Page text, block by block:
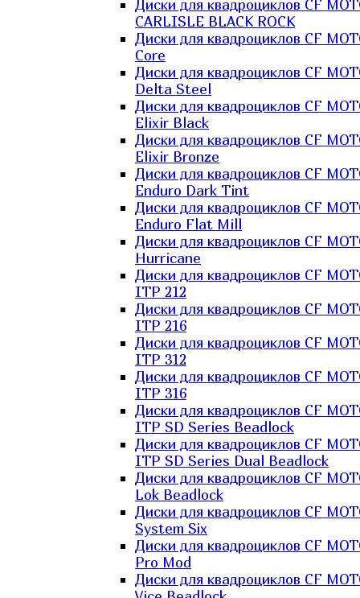
Диски для квадроциклов CF
CARLISLE BLACK ROCK
Диски для квадроциклов CF
Core
Диски для квадроциклов CF
Delta Steel
Диски для квадроциклов CF
Elixir Black
Диски для квадроциклов CF
Elixir Bronze
Диски для квадроциклов CF
Enduro Dark Tint
Диски для квадроциклов CF
Enduro Flat Mill
Диски для квадроциклов CF
Hurricane
Диски для квадроциклов CF
ITP 212
Диски для квадроциклов CF
ITP 216
Диски для квадроциклов CF
ITP 312
Диски для квадроциклов CF
ITP 316
Диски для квадроциклов CF
ITP SD Series Beadlock
Диски для квадроциклов CF
ITP SD Series Dual Beadlock
Диски для квадроциклов CF
Lok Beadlock
Диски для квадроциклов CF
System Six
Диски для квадроциклов CF
Pro Mod
Диски для квадроциклов CF